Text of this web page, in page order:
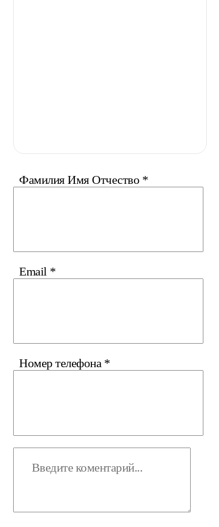
Фамилия Имя Отчество *
Email *
Номер телефона *